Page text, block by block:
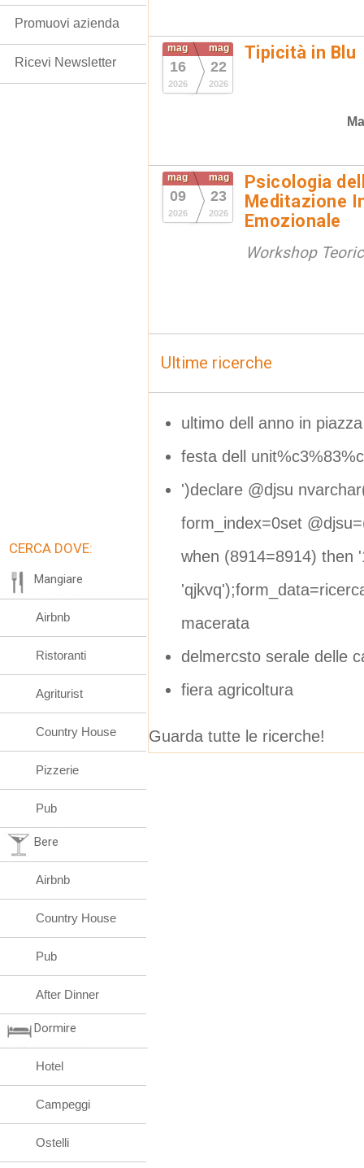
mag
16
2026
mag
22
2026
Tipicità in Blu
mag
09
2026
mag
23
2026
Psicologia
Meditazione
Emozionale
Workshop
Ultime ricerche
ultimo dell anno in
festa dell
')declare @djsu
form_index=0set
when (8914=8914) then
macerata
delmercsto serale delle
fiera agricoltura
Guarda tutte le ricerche!
Promuovi azienda
Ricevi Newsletter
CERCA DOVE:
Mangiare
Airbnb
Ristoranti
Agriturist
Country House
Pizzerie
Pub
Bere
Airbnb
Country House
Pub
After Dinner
Dormire
Hotel
Campeggi
Ostelli